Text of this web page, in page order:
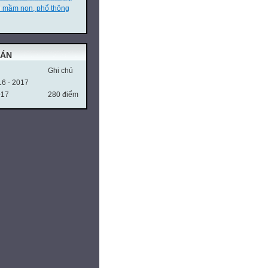
non, phổ thông
Ghi chú
- 2017
280 điểm